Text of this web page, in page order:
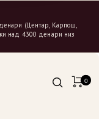
(Центар, Карпош,
над 4300 денари низ
0